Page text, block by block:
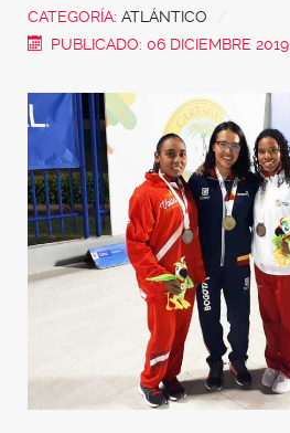
CATEGORÍA: ATLÁNTICO
PUBLICADO: 06 DICIEMBRE 2019